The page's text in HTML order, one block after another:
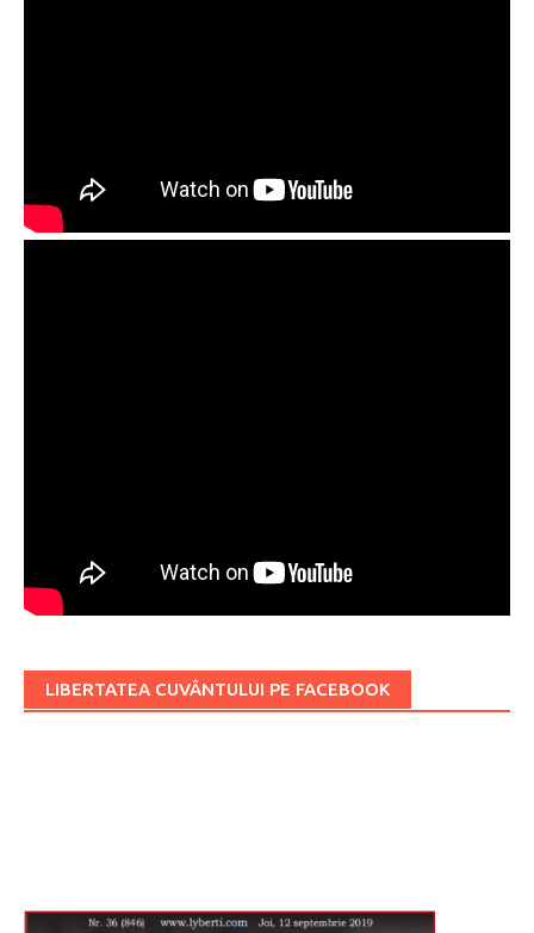
LIBERTATEA CUVÂNTULUI PE FACEBOOK